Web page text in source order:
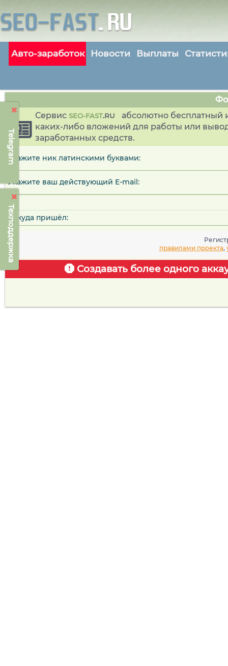
Telegram
Техподдержка
Авто-заработок Новости Выплаты
Сервис SEO-FAST.RU
абсолютно бесплатный
каких-либо вложений для работы или
заработанных средств.
Укажите ник латинскими буквами:
Укажите ваш действующий E-mail:
Откуда пришёл:
правилами проекта,
Создавать более одного